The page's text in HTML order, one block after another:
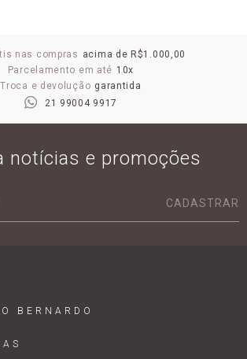
nas compras acima de R$1.000,00
Parcelamento em até 10x
Troca e devolução garantida
21 99004 9917
notícias e promoções
CADASTRAR
BERNARDO